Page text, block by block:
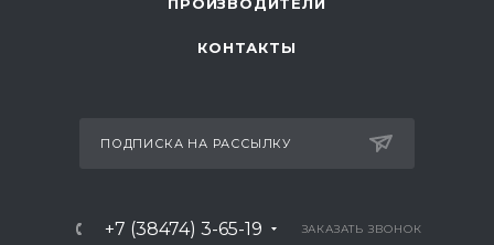
КОНТАКТЫ
ПОДПИСКА НА РАССЫЛКУ
+7 (38474) 3-65-19 ЗАКАЗАТЬ ЗВОНОК